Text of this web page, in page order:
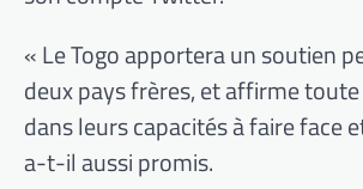
« Le Togo apportera un soutien
deux pays frères, et affirme
dans leurs capacités à faire face
a-t-il aussi promis.